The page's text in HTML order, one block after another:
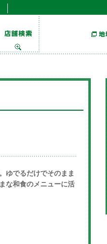
ゆでるだけでそのまま
な和食のメニューに活